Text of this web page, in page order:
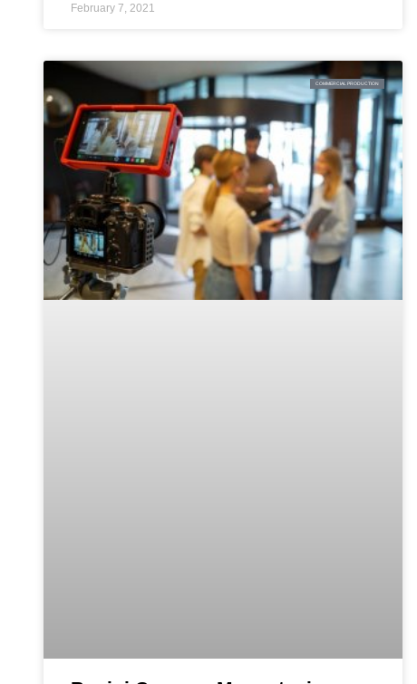
February 7, 2021
COMMERCIAL PRODUCTION